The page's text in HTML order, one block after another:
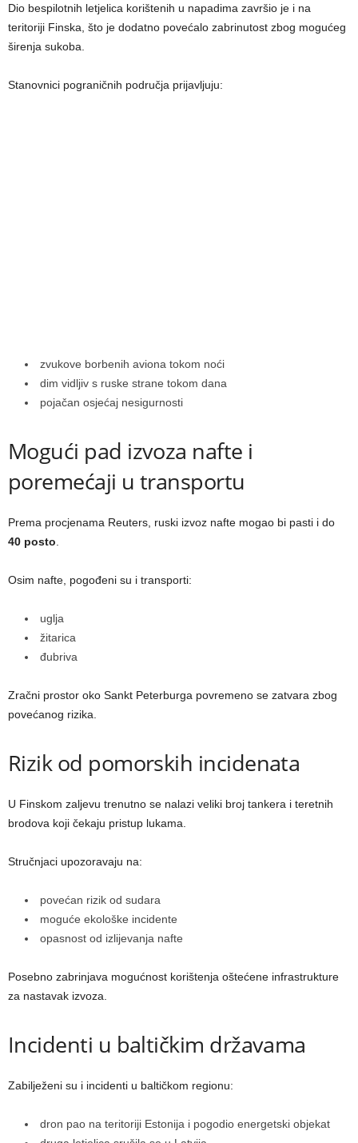
Dio bespilotnih letjelica korištenih u napadima završio je i na
teritoriji Finska, što je dodatno povećalo zabrinutost zbog mogućeg
širenja sukoba.
Stanovnici pograničnih područja prijavljuju:
zvukove borbenih aviona tokom noći
dim vidljiv s ruske strane tokom dana
pojačan osjećaj nesigurnosti
Mogući pad izvoza nafte i
poremećaji u transportu
Prema procjenama Reuters, ruski izvoz nafte mogao bi pasti i do
40 posto
Osim nafte, pogođeni su i transporti:
uglja
žitarica
đubriva
Zračni prostor oko Sankt Peterburga povremeno se zatvara zbog
povećanog rizika.
Rizik od pomorskih incidenata
U Finskom zaljevu trenutno se nalazi veliki broj tankera i teretnih
brodova koji čekaju pristup lukama.
Stručnjaci upozoravaju na:
povećan rizik od sudara
moguće ekološke incidente
opasnost od izlijevanja nafte
Posebno zabrinjava mogućnost korištenja oštećene infrastrukture
za nastavak izvoza.
Incidenti u baltičkim državama
Zabilježeni su i incidenti u baltičkom regionu:
dron pao na teritoriji Estonija i pogodio energetski objekat